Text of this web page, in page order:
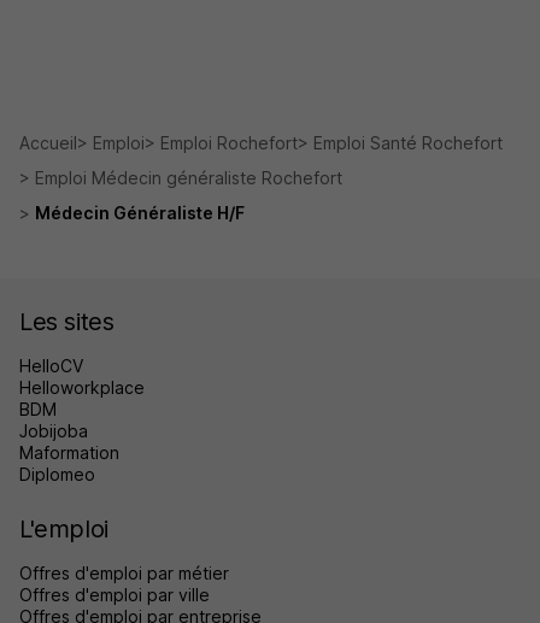
Accueil Emploi Emploi Rochefort
Emploi Santé Rochefort
Emploi Médecin généraliste Rochefort
Médecin Généraliste H/F
Les sites
HelloCV
Helloworkplace
BDM
Jobijoba
Maformation
Diplomeo
L'emploi
Offres d'emploi par métier
Offres d'emploi par ville
Offres d'emploi par entreprise